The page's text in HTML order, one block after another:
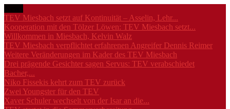
TEV Miesbach setzt auf Kontinuität – Asselin, Lehr...
Kooperation mit den Tölzer Löwen: TEV Miesbach setzt...
Willkommen in Miesbach, Kelvin Walz
TEV Miesbach verpflichtet erfahrenen Angreifer Dennis Reimer
Weitere Veränderungen im Kader des TEV Miesbach
Drei prägende Gesichter sagen Servus: TEV verabschiedet
Bacher,...
Niko Fissekis kehrt zum TEV zurück
Zwei Youngster für den TEV
Xaver Schuler wechselt von der Isar an die...